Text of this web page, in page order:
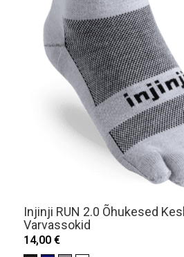
Injinji RUN 2.0 Õhukesed
Varvassokid
14,00 €